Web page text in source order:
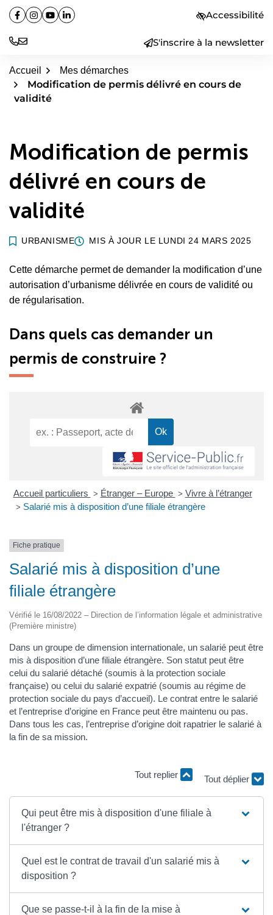
Aller
au
contenu
S'inscrire à la newsletter
Facebook
(ouverture dans un nouvel onglet)
Instagram
(ouverture dans un nouvel onglet)
YouTube
(ouverture dans un nouvel onglet)
Linkedin
(ouverture dans un nouvel onglet) Accessibilité
Accueil Mes démarches
Modification de permis délivré en cours de
validité
Modification de permis
délivré en cours de
validité
URBANISME MIS À JOUR LE LUNDI 24 MARS 2025
Cette démarche permet de demander la modification d’une
autorisation d’urbanisme délivrée en cours de validité ou
de régularisation.
Dans quels cas demander un
permis de construire ?
Accueil particuliers > Étranger – Europe > Vivre à l’étranger
> Salarié mis à disposition d’une filiale étrangère
Fiche pratique
Salarié mis à disposition d’une
filiale étrangère
Vérifié le 16/08/2022 – Direction de l’information légale et administrative
(Première ministre)
Dans un groupe de dimension internationale, un salarié peut être
mis à disposition d’une filiale étrangère. Son statut peut être
celui du salarié détaché (soumis à la protection sociale
française) ou celui du salarié expatrié (soumis au régime de
protection sociale du pays d’accueil). Le contrat entre le salarié
et l’entreprise d’origine en France peut être maintenu ou pas.
Dans tous les cas, l’entreprise d’origine doit rapatrier le salarié à
la fin de sa mission.
Tout replier
Tout déplier
Qui peut être mis à disposition d'une filiale à
l'étranger ?
Quel est le contrat de travail d'un salarié mis à
disposition ?
Que se passe-t-il à la fin de la mise à